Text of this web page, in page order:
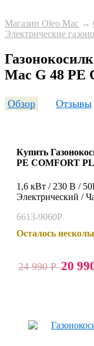
Магазин Oleo Mac →
Электрические
Mac G 48 PE
Обзор Отзывы
Купить
PE COMFORT
1,6 кВт / 230 В /
Электрический /
6613-9060P
Осталось
24 990Р 20